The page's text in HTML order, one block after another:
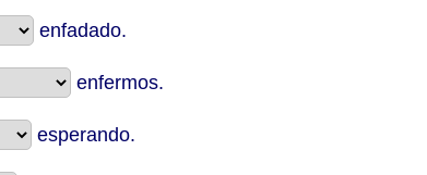
enfadado.
enfermos.
esperando.